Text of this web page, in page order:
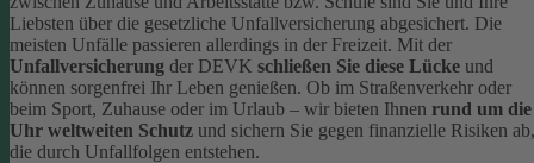
Liebsten über die gesetzliche Unfallversicherung abgesichert. Die
meisten Unfälle passieren allerdings in der Freizeit. Mit der
Unfallversicherung der DEVK schließen Sie diese Lücke und
können sorgenfrei Ihr Leben genießen. Ob im Straßenverkehr oder
beim Sport, Zuhause oder im Urlaub – wir bieten Ihnen rund um die
Uhr weltweiten Schutz und sichern Sie gegen finanzielle Risiken ab,
die durch Unfallfolgen entstehen.